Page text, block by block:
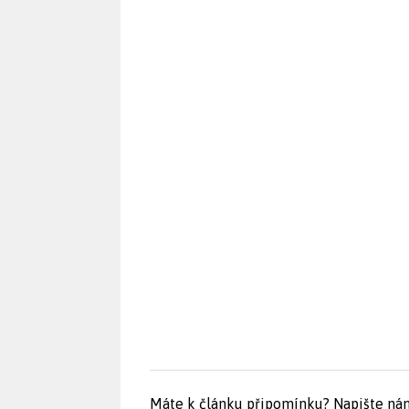
Máte k článku připomínku? Napište